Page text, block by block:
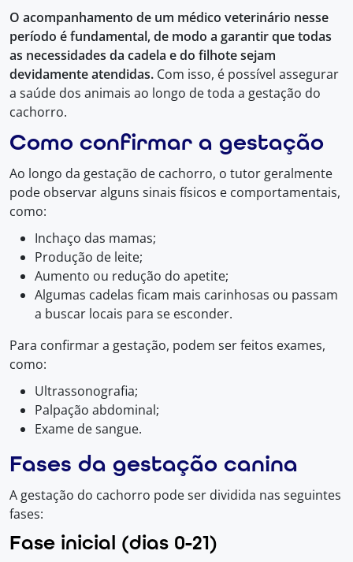
O acompanhamento de um médico veterinário nesse
período é fundamental, de modo a garantir que todas
as necessidades da cadela e do filhote sejam
devidamente atendidas. Com isso, é possível assegurar
a saúde dos animais ao longo de toda a gestação do
cachorro.
Como confirmar a gestação
Ao longo da gestação de cachorro, o tutor geralmente
pode observar alguns sinais físicos e comportamentais,
como:
Inchaço das mamas;
Produção de leite;
Aumento ou redução do apetite;
Algumas cadelas ficam mais carinhosas ou passam
a buscar locais para se esconder.
Para confirmar a gestação, podem ser feitos exames,
como:
Ultrassonografia;
Palpação abdominal;
Exame de sangue.
Fases da gestação canina
A gestação do cachorro pode ser dividida nas seguintes
fases:
Fase inicial (dias 0-21)